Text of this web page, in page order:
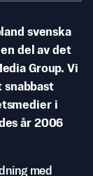
svenska
del av det
Group. Vi
snabbast
i
år 2006
med